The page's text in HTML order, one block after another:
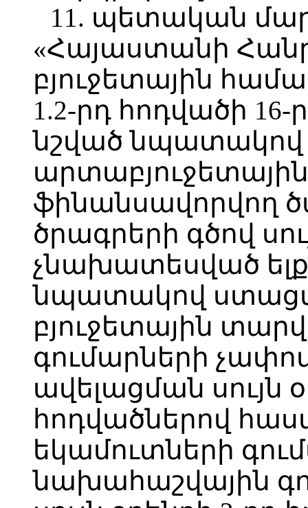
11. պետական
«Հայաստանի
բյուջետային
1.2-րդ հոդվածի
նշված
ֆինանսավորվող
ծրագրերի գծով
չնախատեսված
նպատակով
բյուջետային
գումարների
ավելացման սույն
հոդվածներով
եկամուտների
նախահաշվային